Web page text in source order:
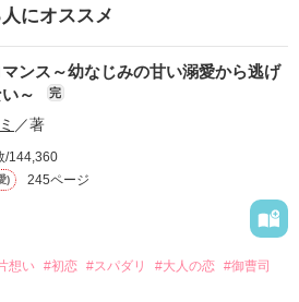
にオススメ
ンス～幼なじみの甘い溺愛から逃げ
～
完
／著
/144,360
) 245ページ
想い #初恋 #スパダリ #大人の恋 #御曹司